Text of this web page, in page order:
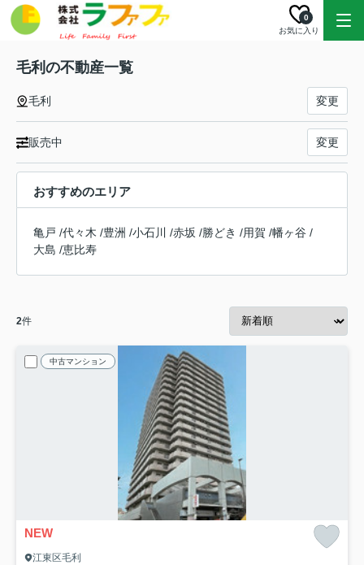
お気に入り
0
毛利の不動産一覧
毛利 変更
販売中 変更
おすすめのエリア
亀戸 /代々木 /豊洲 /小石川 /赤坂 /勝どき /用賀 /幡ヶ谷 /
大島 /恵比寿
2件
中古マンション
NEW
江東区毛利